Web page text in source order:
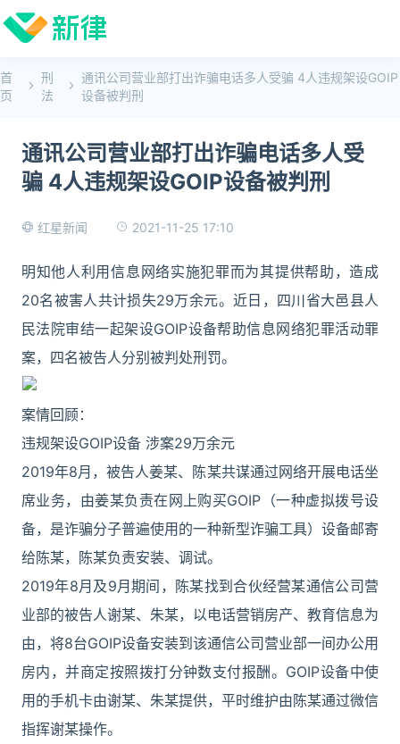
首
页
刑
法
通讯公司营业部打出诈骗电话多人受骗 4人违规架设GOIP
设备被判刑
通讯公司营业部打出诈骗电话多人受
骗 4人违规架设GOIP设备被判刑
红星新闻 2021-11-25 17:10
明知他人利用信息网络实施犯罪而为其提供帮助，造成
20名被害人共计损失29万余元。近日，四川省大邑县人
民法院审结一起架设GOIP设备帮助信息网络犯罪活动罪
案，四名被告人分别被判处刑罚。
案情回顾：
违规架设GOIP设备 涉案29万余元
2019年8月，被告人姜某、陈某共谋通过网络开展电话坐
席业务，由姜某负责在网上购买GOIP（一种虚拟拨号设
备，是诈骗分子普遍使用的一种新型诈骗工具）设备邮寄
给陈某，陈某负责安装、调试。
2019年8月及9月期间，陈某找到合伙经营某通信公司营
业部的被告人谢某、朱某，以电话营销房产、教育信息为
由，将8台GOIP设备安装到该通信公司营业部一间办公用
房内，并商定按照拨打分钟数支付报酬。GOIP设备中使
用的手机卡由谢某、朱某提供，平时维护由陈某通过微信
指挥谢某操作。